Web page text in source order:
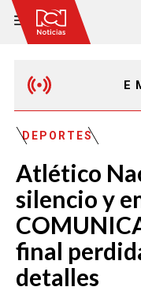
DEPORTES
Atlético
silencio y
final
detalles